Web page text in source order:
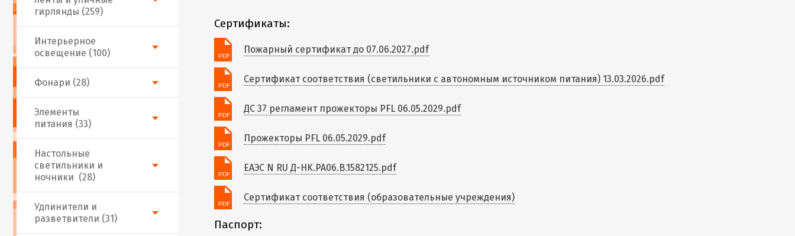
Фонари (28)
Настольные
светильники и
ночники (28)
Интерьерное
освещение (100)
гирлянды (259)
Удлинители и
разветвители (31)
Элементы
питания (33)
Сертификаты:
Пожарный сертификат до 07.06.2027.pdf
Сертификат соответствия (светильники с автономным источником питания) 13.03.2026.pdf
ДС 37 регламент прожекторы PFL 06.05.2029.pdf
Прожекторы PFL 06.05.2029.pdf
ЕАЭС N RU Д-HK.РА06.В.1582125.pdf
Сертификат соответствия (образовательные учреждения)
Паспорт: